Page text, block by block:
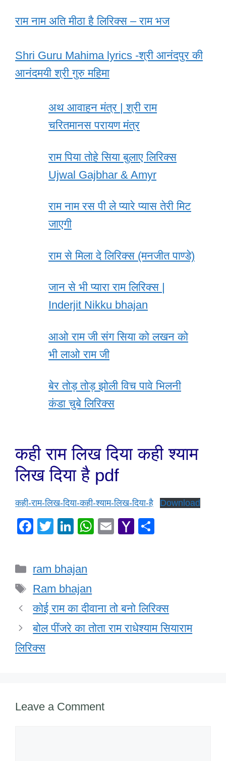
राम नाम अति मीठा है लिरिक्स – राम भज
Shri Guru Mahima lyrics -श्री आनंदपुर की
आनंदमयी श्री गुरु महिमा
अथ आवाहन मंत्र | श्री राम
चरितमानस परायण मंत्र
राम पिया तोहे सिया बुलाए लिरिक्स
Ujwal Gajbhar & Amyr
राम नाम रस पी ले प्यारे प्यास तेरी मिट
जाएगी
राम से मिला दे लिरिक्स (मनजीत पाण्डे)
जान से भी प्यारा राम लिरिक्स |
Inderjit Nikku bhajan
आओ राम जी संग सिया को लखन को
भी लाओ राम जी
बेर तोड़ तोड़ झोली विच पावे भिलनी
कंडा चुबे लिरिक्स
कही राम लिख दिया कही श्याम
लिख दिया है pdf
कही-राम-लिख-दिया-कही-श्याम-लिख-दिया-है Download
F
e
b
o
o
k
T
er
Li
e
dI
n
W
p
p
E
Y
M
ail
Categories
ram bhajan
Tags
Ram bhajan
कोई राम का दीवाना तो बनो लिरिक्स
बोल पींजरे का तोता राम राधेश्याम सियाराम
लिरिक्स
Leave a Comment